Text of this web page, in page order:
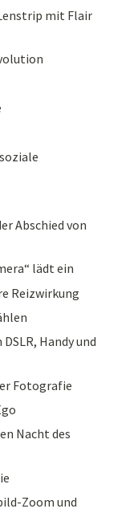
mit Flair
Abschied von
lädt ein
Reizwirkung
Handy und
Fotografie
Nacht des
Zoom und